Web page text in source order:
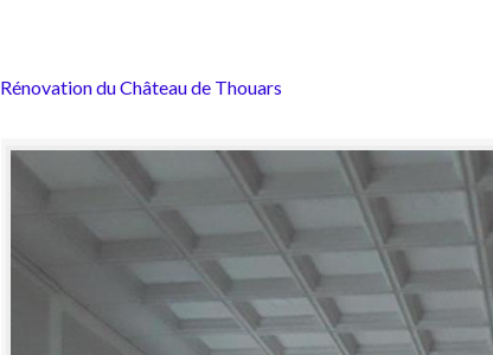
Rénovation du Château de Thouars